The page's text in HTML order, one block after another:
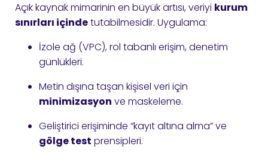
Açık kaynak mimarinin en büyük artısı, veriyi kurum
sınırları içindetutabilmesidir. Uygulama:
İzole ağ (VPC), rol tabanlı erişim, denetim
günlükleri.
Metin dışına taşan kişisel veri için
minimizasyon ve maskeleme.
Geliştirici erişiminde “kayıt altına alma” ve
gölge test prensipleri.